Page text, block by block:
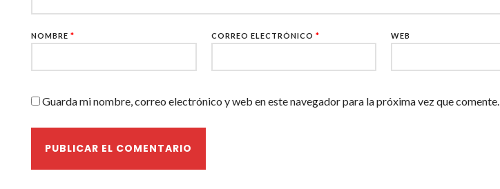
NOMBRE * CORREO ELECTRÓNICO * WEB
Guarda mi nombre, correo electrónico y web en este navegador para la próxima vez que comente.